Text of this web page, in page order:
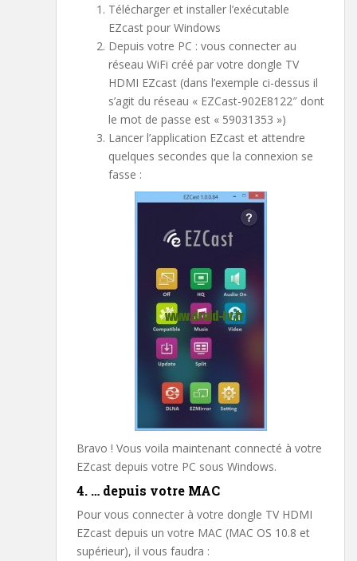
Télécharger et installer l’exécutable
EZcast pour Windows
Depuis votre PC : vous connecter au
réseau WiFi créé par votre dongle TV
HDMI EZcast (dans l’exemple ci-dessus il
s’agit du réseau « EZCast-902E8122″ dont
le mot de passe est « 59031353 »)
Lancer l’application EZcast et attendre
quelques secondes que la connexion se
fasse :
Bravo ! Vous voila maintenant connecté à votre
EZcast depuis votre PC sous Windows.
4. … depuis votre MAC
Pour vous connecter à votre dongle TV HDMI
EZcast depuis un votre MAC (MAC OS 10.8 et
supérieur), il vous faudra :